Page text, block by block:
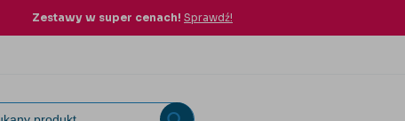
Zestawy w super cenach! Sprawdź!